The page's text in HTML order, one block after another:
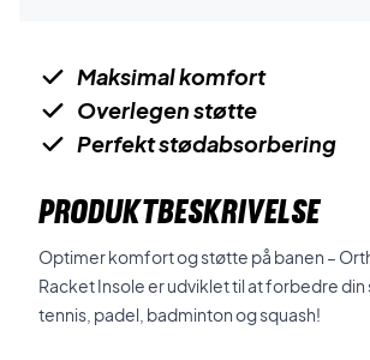
Maksimal komfort
Overlegen støtte
Perfekt stødabsorbering
PRODUKTBESKRIVELSE
Optimer komfort og støtte på banen –
Racket Insole er udviklet til at forbedre
tennis, padel, badminton og squash!